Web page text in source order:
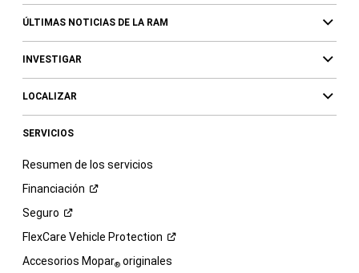
ÚLTIMAS NOTICIAS DE LA RAM
INVESTIGAR
LOCALIZAR
SERVICIOS
Resumen de los servicios
Financiación
Seguro
FlexCare Vehicle Protection
Accesorios Mopar®originales